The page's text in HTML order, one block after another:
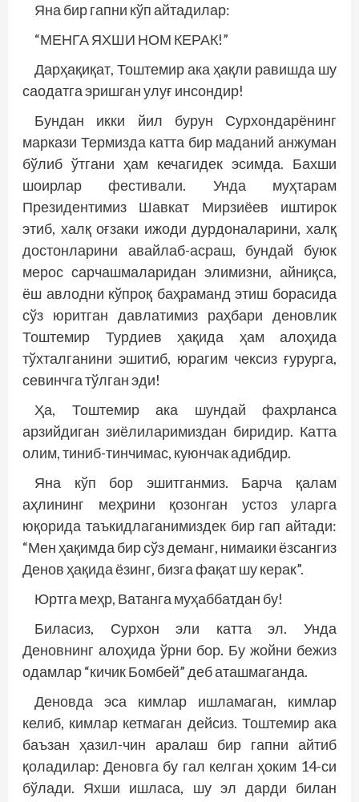
Яна бир гапни кўп айтадилар:
“МЕНГА ЯХШИ НОМ КЕРАК!”
Дарҳақиқат, Тоштемир ака ҳақли равишда шу
саодатга эришган улуғ инсондир!
Бундан икки йил бурун Сурхондарёнинг
маркази Термизда катта бир маданий анжуман
бўлиб ўтгани ҳам кечагидек эсимда. Бахши
шоирлар фестивали. Унда муҳтарам
Президентимиз Шавкат Мирзиёев иштирок
этиб, халқ оғзаки ижоди дурдоналарини, халқ
дос­тонларини авайлаб-­асраш, бундай буюк
мерос сарчашмаларидан элимизни, айниқса,
ёш авлодни кўпроқ баҳраманд этиш борасида
сўз юритган давлатимиз раҳбари деновлик
Тоштемир Турдиев ҳақида ҳам алоҳида
тўхталганини эшитиб, юрагим чексиз ғурурга,
севинчга тўлган эди!
Ҳа, Тоштемир ака шундай фахрланса
арзийдиган зиёлиларимиздан биридир. Катта
олим, тиниб-тинчимас, куюнчак адибдир.
Яна кўп бор эшитганмиз. Барча қалам
аҳлининг меҳрини қозонган устоз уларга
юқорида таъкидлаганимиздек бир гап айтади:
“Мен ҳақимда бир сўз деманг, нимаики ёзсангиз
Денов ҳақида ёзинг, бизга фақат шу керак”.
Юртга меҳр, Ватанга муҳаббатдан бу!
Биласиз, Сурхон эли катта эл. Унда
Деновнинг алоҳида ўрни бор. Бу жойни бежиз
одамлар “кичик Бомбей” деб аташмаганда.
Деновда эса кимлар ишламаган, кимлар
келиб, кимлар кетмаган дейсиз. Тоштемир ака
баъзан ҳазил-чин аралаш бир гапни айтиб
қоладилар: Деновга бу гал келган ҳоким 14-си
бўлади. Яхши ишласа, шу эл дарди билан